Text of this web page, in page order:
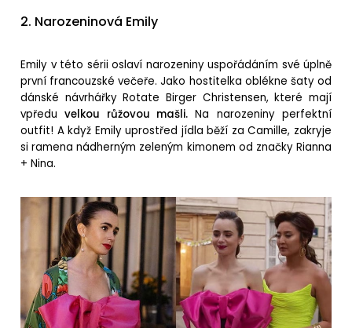
2. Narozeninová Emily
Emily v této sérii oslaví narozeniny uspořádáním své úplně
první francouzské večeře.Jako hostitelka oblékne šaty od
dánské návrhářky Rotate Birger Christensen, které mají
vpředuvelkou růžovou mašli. Na narozeniny perfektní
outfit! A když Emily uprostřed jídla běží za Camille, zakryje
si ramena nádherným zeleným kimonem od značky Rianna
+ Nina.